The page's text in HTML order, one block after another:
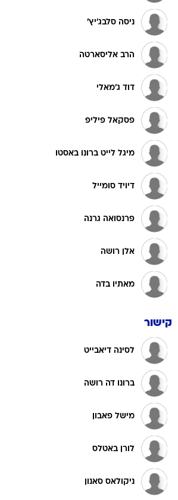
ניסה סלבג'יץ'
הרב אליסארטה
דוד ג'מאלי
פסקאל פיליפ
מיגל לייט ברונו באסטו
דיויד סומייל
פרנסואה גרנה
אלן רושה
מאתיו בדה
קישור
לסינה דיאבייט
ברונו דה רושה
מישל פאבון
לורן באטלס
ניקולאס סאנון